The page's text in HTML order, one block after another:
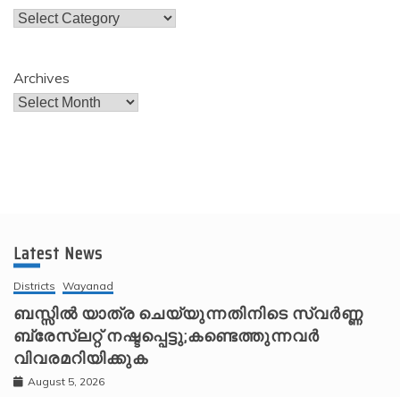
Categories
Archives
Latest News
Districts Wayanad
ബസ്സിൽ യാത്ര ചെയ്യുന്നതിനിടെ സ്വർണ്ണ
ബ്രേസ്‌ലറ്റ് നഷ്ടപ്പെട്ടു;കണ്ടെത്തുന്നവർ
വിവരമറിയിക്കുക
August 5, 2026